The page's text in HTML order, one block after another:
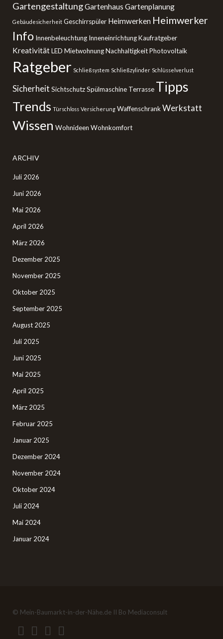
GartengestaltungGartenhaus Gartenplanung
Gebäudesicherheit Geschirrspüler Heimwerken Heimwerker
Info Innenbeleuchtung InneneinrichtungKaufratgeber
KreativitätLED MietwohnungNachhaltigkeitPhotovoltaik
Ratgeber Schließsystem Schließzylinder Schlüsselverlust
Sicherheit SichtschutzSpülmaschine Terrasse Tipps
Trends Türschloss Versicherung WaffenschrankWerkstatt
Wissen Wohnideen Wohnkomfort
ARCHIV
Juli 2026
Juni 2026
Mai 2026
April 2026
März 2026
Dezember 2025
November 2025
Oktober 2025
September 2025
August 2025
Juli 2025
Juni 2025
Mai 2025
April 2025
März 2025
Februar 2025
Januar 2025
Dezember 2024
November 2024
Oktober 2024
Juli 2024
Mai 2024
Januar 2024
© Mein-Baumarkt-in-der-Nähe.de II Bo Mediaconsult